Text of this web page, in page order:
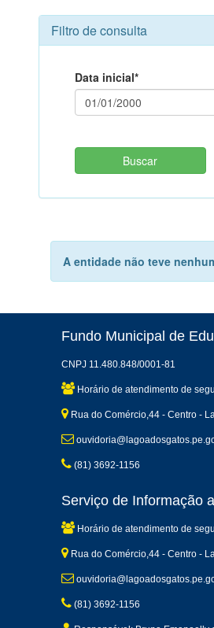
Filtro de consulta
Data inicial*
A entidade não teve
Fundo Municipal de
CNPJ 11.480.848/0001-81
Horário de atendimento de
Rua do Comércio,44 - Centro -
(81) 3692-1156
Serviço de Informação
Horário de atendimento de
Rua do Comércio,44 - Centro -
(81) 3692-1156